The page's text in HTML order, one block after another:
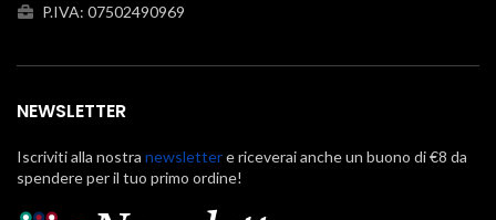
P.IVA: 07502490969
NEWSLETTER
Iscriviti alla nostra newslettere riceverai anche un buono di €8 da
spendere per il tuo primo ordine!